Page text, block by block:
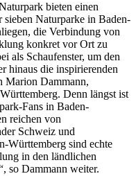
bieten einen
Naturparke in Baden-
die Verbindung von
konkret vor Ort zu
als Schaufenster, um den
hinaus die inspirierenden
Marion Dammann,
Denn längst ist
Fans in Baden-
reichen von
Schweiz und
Württemberg sind echte
in den ländlichen
so Dammann weiter.